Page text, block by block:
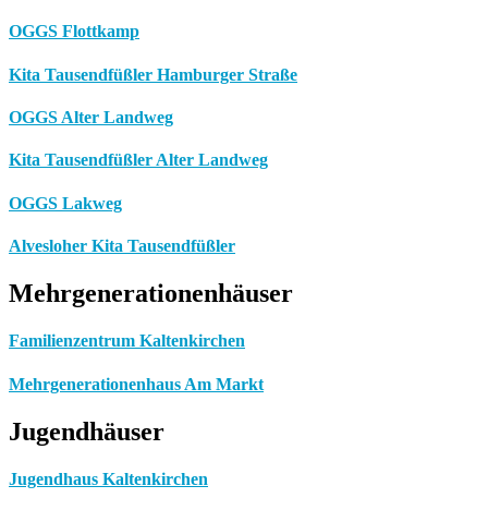
OGGS Flottkamp
Kita Tausendfüßler Hamburger Straße
OGGS Alter Landweg
Kita Tausendfüßler Alter Landweg
OGGS Lakweg
Alvesloher Kita Tausendfüßler
Mehrgenerationenhäuser
Familienzentrum Kaltenkirchen
Mehrgenerationenhaus Am Markt
Jugendhäuser
Jugendhaus Kaltenkirchen